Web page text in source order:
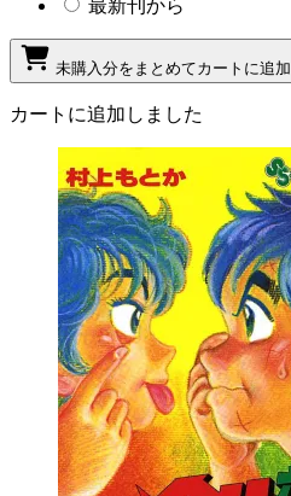
最新刊から
未購入分をまとめてカートに追加
カートに追加しました